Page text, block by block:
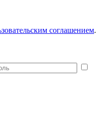
соглашением.